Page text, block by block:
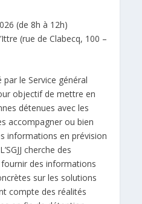
(de 8h à 12h)
(rue de Clabecq, 100 –
le Service général
objectif de mettre en
détenues avec les
accompagner ou bien
informations en prévision
cherche des
des informations
sur les solutions
compte des réalités